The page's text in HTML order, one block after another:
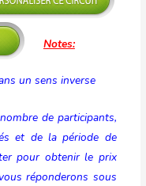
Notes:
un sens inverse
de participants,
et de la période de
pour obtenir le prix
réponderons sous